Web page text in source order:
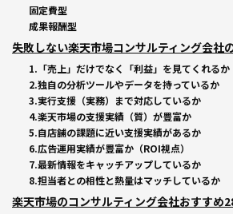
固定費型
成果報酬型
失敗しない楽天市場コンサルティング会社
1.「売上」だけでなく「利益」を見てくれるか
2.独自の分析ツールやデータを持っているか
3.実行支援（実務）まで対応しているか
4.楽天市場の支援実績（質）が豊富か
5.自店舗の課題に近い支援実績があるか
6.広告運用実績が豊富か（ROI視点）
7.最新情報をキャッチアップしているか
8.担当者との相性と熱量はマッチしているか
楽天市場のコンサルティング会社おすすめ